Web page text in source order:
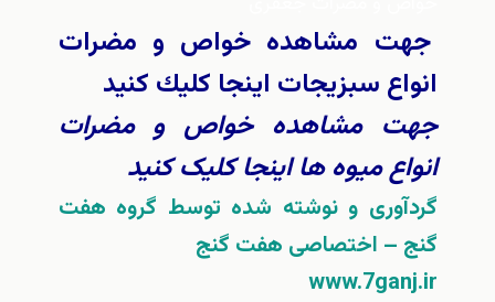
جهت مشاهده خواص و مضرات
انواع سبزيجات اينجا كليك كنيد
جهت مشاهده خواص و مضرات
انواع میوه ها اینجا کلیک کنید
گردآوری و نوشته شده توسط گروه هفت
گنج – اختصاصی هفت گنج
www.7ganj.ir